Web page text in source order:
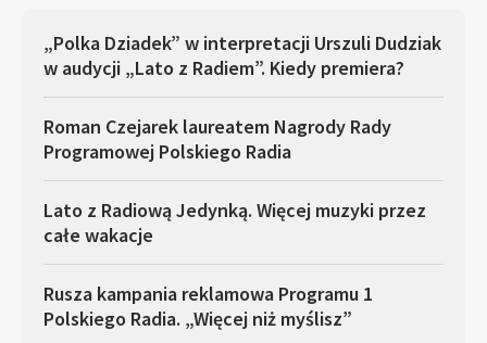
„Polka Dziadek” w interpretacji Urszuli Dudziak
w audycji „Lato z Radiem”. Kiedy premiera?
Roman Czejarek laureatem Nagrody Rady
Programowej Polskiego Radia
Lato z Radiową Jedynką. Więcej muzyki przez
całe wakacje
Rusza kampania reklamowa Programu 1
Polskiego Radia. „Więcej niż myślisz”